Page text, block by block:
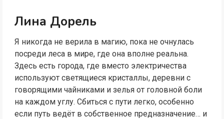
Лина Дорель
Я никогда не верила в магию, пока не очнулась
посреди леса в мире, где она вполне реальна.
Здесь есть города, где вместо электричества
используют светящиеся кристаллы, деревни с
говорящими чайниками и зелья от головной боли
на каждом углу. Сбиться с пути легко, особенно
если путь ведёт в собственное предназначение… и